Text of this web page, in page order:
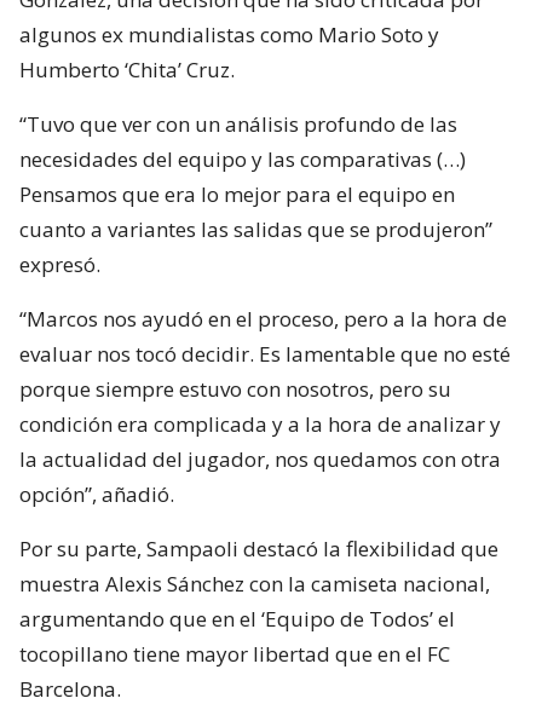
algunos ex mundialistas como Mario Soto y
Humberto ‘Chita’ Cruz.
“Tuvo que ver con un análisis profundo de las
necesidades del equipo y las comparativas (…)
Pensamos que era lo mejor para el equipo en
cuanto a variantes las salidas que se produjeron”
expresó.
“Marcos nos ayudó en el proceso, pero a la hora de
evaluar nos tocó decidir. Es lamentable que no esté
porque siempre estuvo con nosotros, pero su
condición era complicada y a la hora de analizar y
la actualidad del jugador, nos quedamos con otra
opción”, añadió.
Por su parte, Sampaoli destacó la flexibilidad que
muestra Alexis Sánchez con la camiseta nacional,
argumentando que en el ‘Equipo de Todos’ el
tocopillano tiene mayor libertad que en el FC
Barcelona.